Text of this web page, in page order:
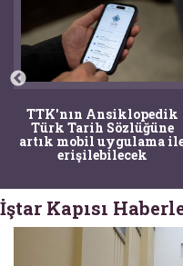
TTK'nın Ansiklopedik
Türk Tarih Sözlüğüne
artık mobil uygulama
erişilebilecek
İştar Kapısı